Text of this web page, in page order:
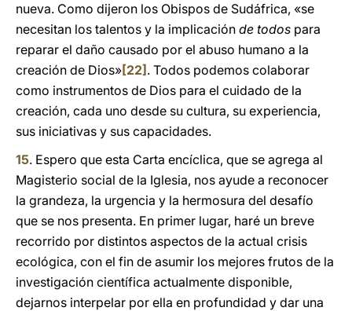
nueva. Como dijeron los Obispos de Sudáfrica, «se
necesitan los talentos y la implicación de todos para
reparar el daño causado por el abuso humano a la
creación de Dios»[22] . Todos podemos colaborar
como instrumentos de Dios para el cuidado de la
creación, cada uno desde su cultura, su experiencia,
sus iniciativas y sus capacidades.
15. Espero que esta Carta encíclica, que se agrega al
Magisterio social de la Iglesia, nos ayude a reconocer
la grandeza, la urgencia y la hermosura del desafío
que se nos presenta. En primer lugar, haré un breve
recorrido por distintos aspectos de la actual crisis
ecológica, con el fin de asumir los mejores frutos de la
investigación científica actualmente disponible,
dejarnos interpelar por ella en profundidad y dar una